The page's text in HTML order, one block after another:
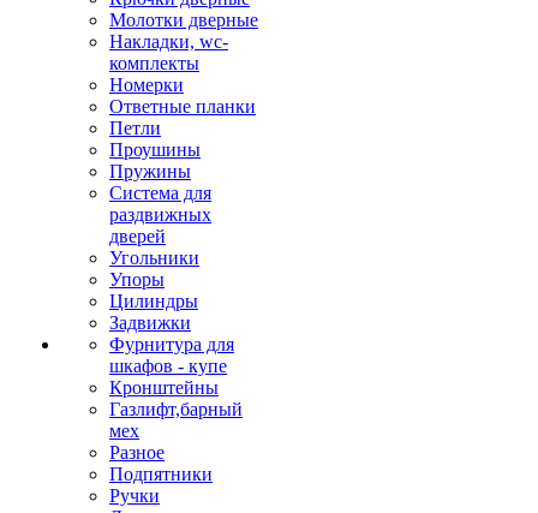
Молотки дверные
Накладки, wc-
комплекты
Номерки
Ответные планки
Петли
Проушины
Пружины
Система для
раздвижных
дверей
Угольники
Упоры
Цилиндры
Задвижки
Фурнитура для
шкафов - купе
Кронштейны
Газлифт,барный
мех
Разное
Подпятники
Ручки